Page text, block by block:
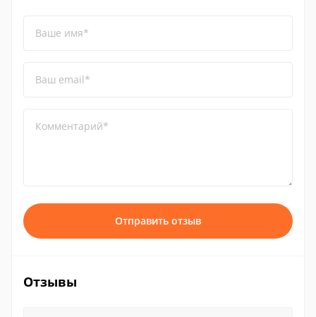
Ваше имя*
Ваш email*
Комментарий*
Отправить отзыв
Отзывы